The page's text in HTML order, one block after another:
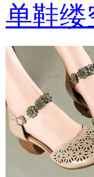
单鞋缕